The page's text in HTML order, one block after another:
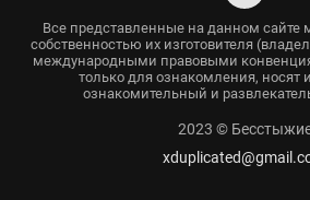
Все представленные на данном сайте
собственностью их изготовителя
международными правовыми
только для ознакомления, носят
ознакомительный и
2023 ©